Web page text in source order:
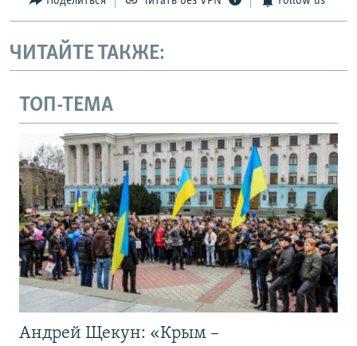
ЧИТАЙТЕ ТАКЖЕ:
ТОП-ТЕМА
Андрей Щекун: «Крым –